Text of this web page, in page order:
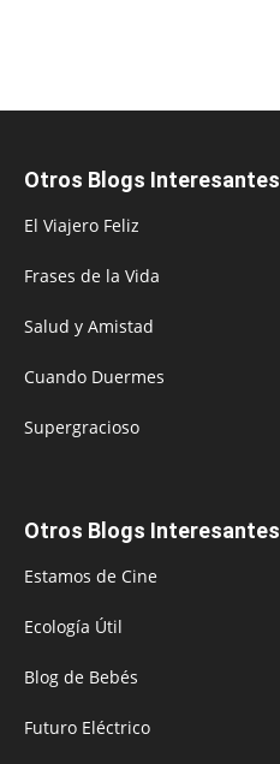
Otros Blogs Interesantes
El Viajero Feliz
Frases de la Vida
Salud y Amistad
Cuando Duermes
Supergracioso
Otros Blogs Interesantes
Estamos de Cine
Ecología Útil
Blog de Bebés
Futuro Eléctrico